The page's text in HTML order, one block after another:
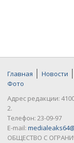
Главная Новости
Фото
Адрес редакции:
2.
Телефон: 23-09-97
E-mail:
ОБЩЕСТВО С